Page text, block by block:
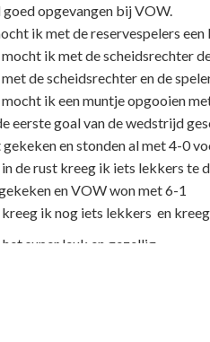
opgevangen bij VOW.
ik met de reservespelers
ik met de scheidsrechter
de scheidsrechter en de
ik een muntje opgooien
eerste goal van de wedstrijd
en stonden al met 4-0
de rust kreeg ik iets lekkers te
en VOW won met 6-1
ik nog iets lekkers en
super leuk en gezellig